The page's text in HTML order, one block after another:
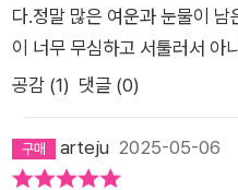
그러나 『죽이고 싶은 아이 2』
또렷이 응시하면서도, 날 선 목
도 선의와 믿음을 포기하는 않
적으로 보여준다. 결국 이 책
관한 이야기’이다. 이 오래된,
년 문학의 존재 이유이기도 한
다.정말 많은 여운과 눈물이
이 너무 무심하고 서툴러서 아
공감 (1) 댓글 (0)
arteju 2025-05-06